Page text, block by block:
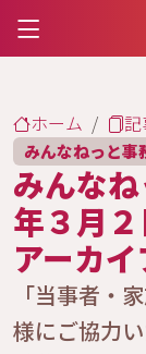
ホーム
みんなねっと事
みんな
年３月２
アーカ
「当事者・
様にご協力